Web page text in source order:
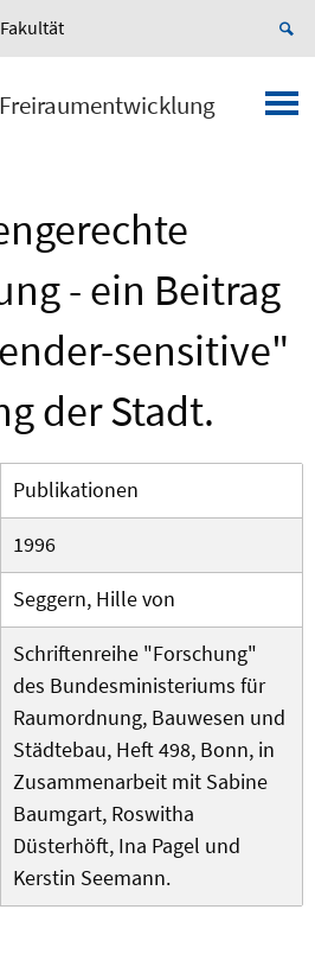
Fakultät
- ein Beitrag
sensitive"
der Stadt.
Publikationen
1996
Seggern, Hille von
Schriftenreihe "Forschung"
des Bundesministeriums für
Raumordnung, Bauwesen und
Städtebau, Heft 498, Bonn, in
Zusammenarbeit mit Sabine
Baumgart, Roswitha
Düsterhöft, Ina Pagel und
Kerstin Seemann.